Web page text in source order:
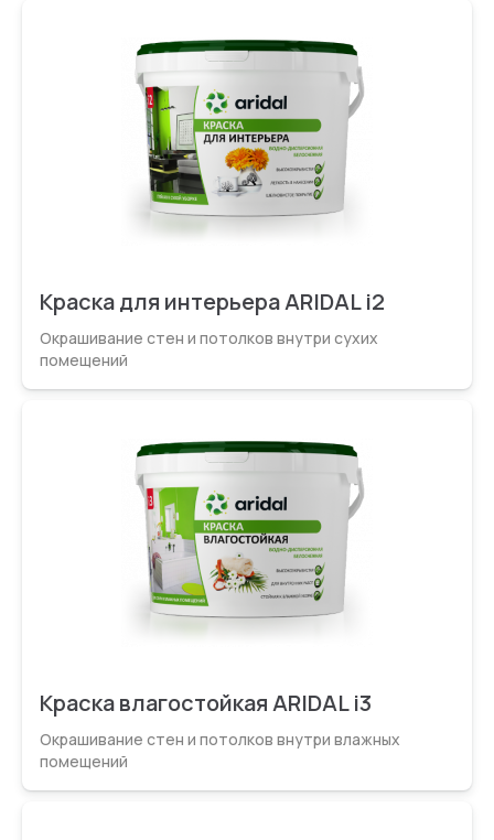
Краска для интерьера ARIDAL i2
Окрашивание стен и потолков внутри сухих
помещений
Краска влагостойкая ARIDAL i3
Окрашивание стен и потолков внутри влажных
помещений